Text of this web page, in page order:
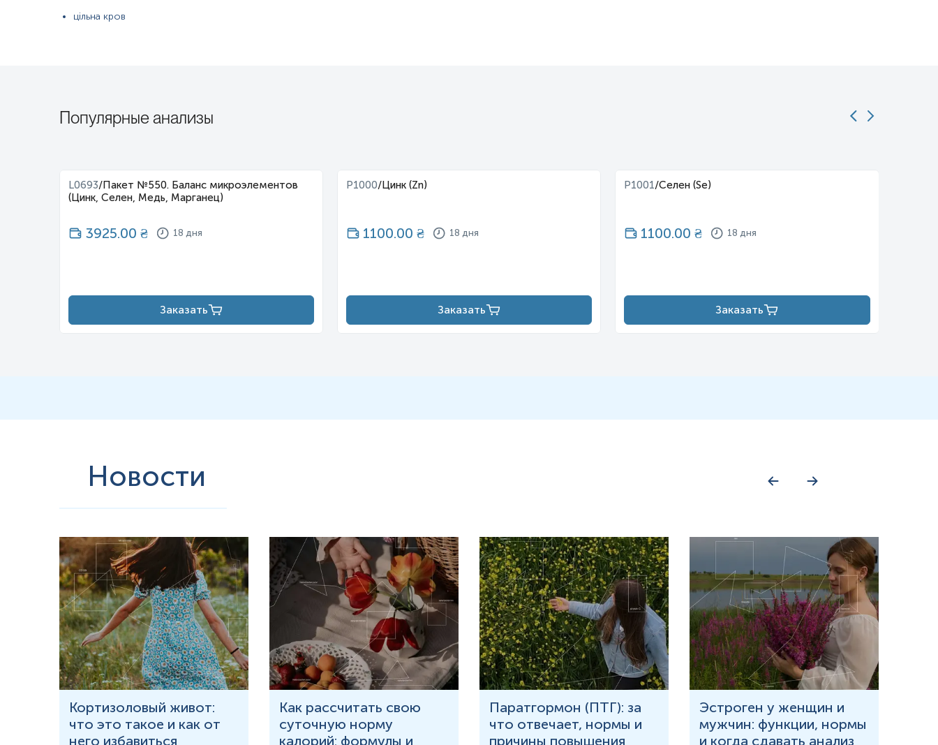
цільна кров
Популярные анализы
L0693/Пакет №550. Баланс микроэлементов
(Цинк, Селен, Медь, Марганец)
3925.00 ₴ 18 дня
Заказать
P1000/Цинк (Zn)
1100.00 ₴ 18 дня
Заказать
P1001/Селен (Se)
1100.00 ₴ 18 дня
Заказать
Новости
Кортизоловый живот:
что это такое и как от
него избавиться
Как рассчитать свою
суточную норму
калорий: формулы и
Паратгормон (ПТГ): за
что отвечает, нормы и
причины повышения
Эстроген у женщин и
мужчин: функции, нормы
и когда сдавать анализ